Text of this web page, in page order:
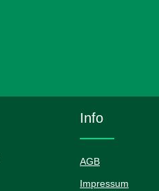
Info
AGB
Impressum